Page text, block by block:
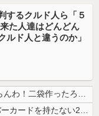
するクルド人ら「５
た人達はどんどん
ルド人と違うのか」
【悲報】 ワイ「ラーメン一袋だけじゃ足らんわ！二袋作ったろ！」→結果ｗ...
共産党「これは酷い…京都市でマイナンバーカードを持たない29万人がポイ...